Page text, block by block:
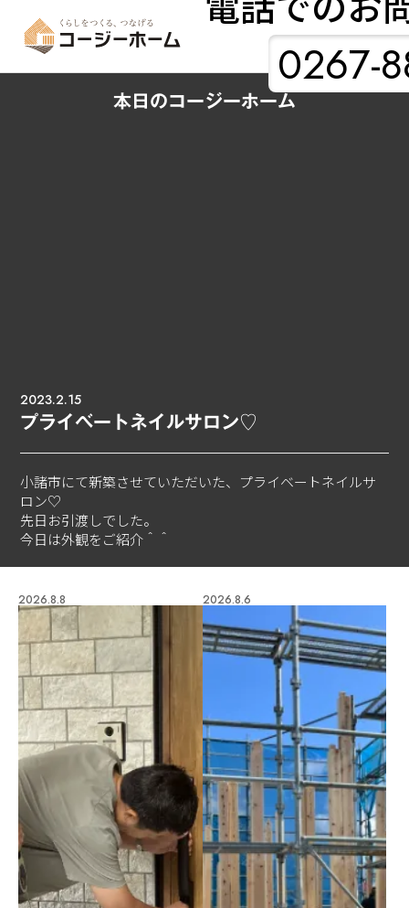
0267-
2023.2.15
プライベートネイルサロン♡
小諸市にて新築させていただいた、プライベートネイルサ
ロン♡
先日お引渡しでした。
今日は外観をご紹介＾＾
本日のコージーホーム
2026.8.8 2026.8.6